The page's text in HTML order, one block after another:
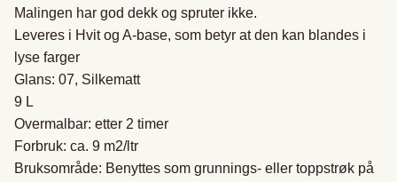
Malingen har god dekk og spruter ikke.
Leveres i Hvit og A-base, som betyr at den kan blandes i
lyse farger
Glans: 07, Silkematt
9 L
Overmalbar: etter 2 timer
Forbruk: ca. 9 m2/ltr
Bruksområde: Benyttes som grunnings- eller toppstrøk på